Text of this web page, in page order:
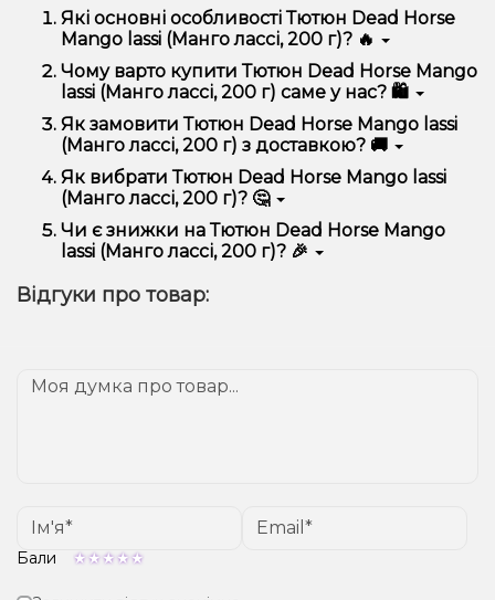
Які основні особливості Тютюн Dead Horse
Mango lassi (Манго лассі, 200 г)? 🔥
Тютюн Dead Horse Mango lassi (Манго лассі, 200 г)
відрізняється високою якістю, зручністю
використання та надійністю.
Чому варто купити Тютюн Dead Horse Mango
lassi (Манго лассі, 200 г) саме у нас? 🛍️
Ми пропонуємо тільки оригінальну продукцію,
широкий асортимент, вигідні ціни та швидку
доставку. Крім того, у нас регулярні акції та знижки
для клієнтів!
Як замовити Тютюн Dead Horse Mango lassi
(Манго лассі, 200 г) з доставкою? 🚚
Оформити замовлення можна в кілька кліків:
Додайте Тютюн Dead Horse Mango lassi
(Манго лассі, 200 г) до кошика.
Перейдіть до оформлення замовлення.
Підтвердіть замовлення – ми швидко
надішлемо його вам!
Як вибрати Тютюн Dead Horse Mango lassi
(Манго лассі, 200 г)? 🤔
Вибір залежить від ваших уподобань – наприклад,
якщо це кальян, враховуйте розмір, матеріал та тип
чаші, якщо вейп – потужність та смак. Наші
варіант.
Чи є знижки на Тютюн Dead Horse Mango
lassi (Манго лассі, 200 г)? 🎉
спеціальні пропозиції. Слідкуйте за оновленнями на
Відгуки про товар:
Бали